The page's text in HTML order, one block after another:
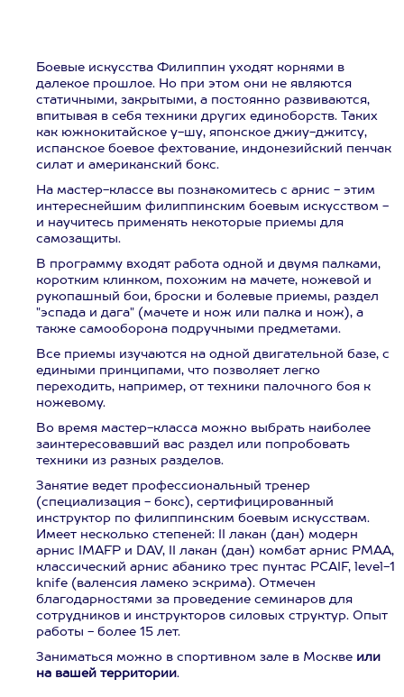
Боевые искусства Филиппин уходят корнями в
далекое прошлое. Но при этом они не являются
статичными, закрытыми, а постоянно развиваются,
впитывая в себя техники других единоборств. Таких
как южнокитайское у-шу, японское джиу-джитсу,
испанское боевое фехтование, индонезийский пенчак
силат и американский бокс.
На мастер-классе вы познакомитесь с арнис - этим
интереснейшим филиппинским боевым искусством -
и научитесь применять некоторые приемы для
самозащиты.
В программу входят работа одной и двумя палками,
коротким клинком, похожим на мачете, ножевой и
рукопашный бои, броски и болевые приемы, раздел
"эспада и дага" (мачете и нож или палка и нож), а
также самооборона подручными предметами.
Все приемы изучаются на одной двигательной базе, с
едиными принципами, что позволяет легко
переходить, например, от техники палочного боя к
ножевому.
Во время мастер-класса можно выбрать наиболее
заинтересовавший вас раздел или попробовать
техники из разных разделов.
Занятие ведет профессиональный тренер
(специализация - бокс), сертифицированный
инструктор по филиппинским боевым искусствам.
Имеет несколько степеней: II лакан (дан) модерн
арнис IMAFP и DAV, II лакан (дан) комбат арнис PMAA,
классический арнис абанико трес пунтас PCAIF, level-1
knife (валенсия ламеко эскрима). Отмечен
благодарностями за проведение семинаров для
сотрудников и инструкторов силовых структур. Опыт
работы - более 15 лет.
Заниматься можно в спортивном зале в Москве или
на вашей территории.